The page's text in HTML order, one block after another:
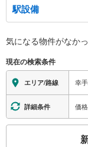
駅設備
※段差なしでの移動経路
地上⇔改札⇔ホーム：
エレベータ
・各ホーム⇔改札
・改札⇔東口
・改札⇔西口
トイレ
気になる物件がなか
現在の検索条件
エリア/路線 幸
詳細条件 価